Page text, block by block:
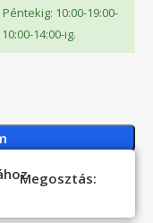
10:00-19:00-
14:00-ig.
Megosztás: